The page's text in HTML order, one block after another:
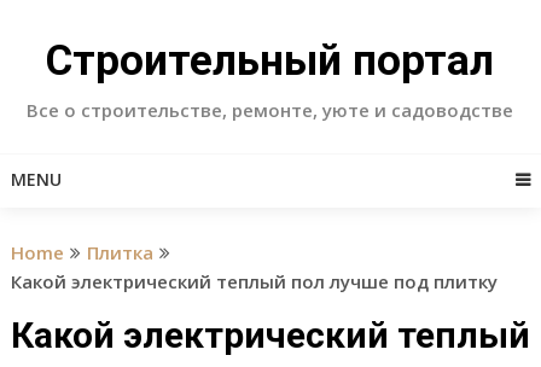
contentСтроительный портал
Все о строительстве, ремонте, уюте и садоводстве
MENU
Home
Плитка
Какой электрический теплый пол лучше под плитку
Какой электрический теплый